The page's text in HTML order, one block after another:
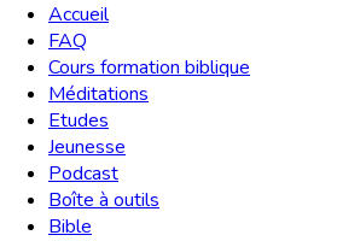
Accueil
FAQ
Cours formation biblique
Méditations
Etudes
Jeunesse
Podcast
Boîte à outils
Bible